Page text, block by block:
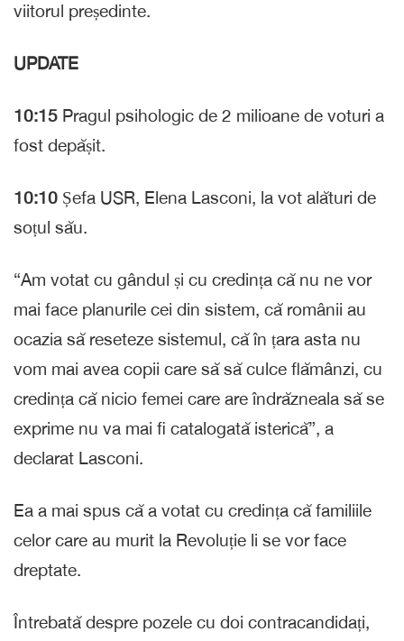
viitorul președinte.
UPDATE
10:15 Pragul psihologic de 2 milioane de voturi a
fost depășit.
10:10 Șefa USR, Elena Lasconi, la vot alături de
soțul său.
“Am votat cu gândul și cu credința că nu ne vor
mai face planurile cei din sistem, că românii au
ocazia să reseteze sistemul, că în țara asta nu
vom mai avea copii care să să culce flămânzi, cu
credința că nicio femei care are îndrăzneala să se
exprime nu va mai fi catalogată isterică”, a
declarat Lasconi.
Ea a mai spus că a votat cu credința că familiile
celor care au murit la Revoluție li se vor face
dreptate.
Întrebată despre pozele cu doi contracandidați,